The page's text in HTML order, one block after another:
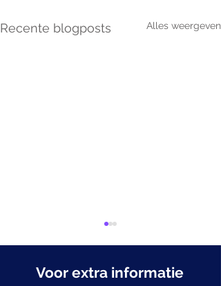
Recente blogposts Alles weergeven
Voor extra informatie